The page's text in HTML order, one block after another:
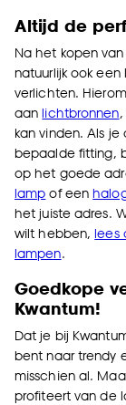
Altijd de
Na het kopen
natuurlijk ook
verlichten.
aanlichtbronnen
kan vinden. Als
bepaalde fitting,
op het goede
lamp of een
het juiste adres.
wilt hebben,lees
lampen.
Goedkope
Kwantum!
Dat je bij
bent naar trendy
misschien al.
profiteert van de